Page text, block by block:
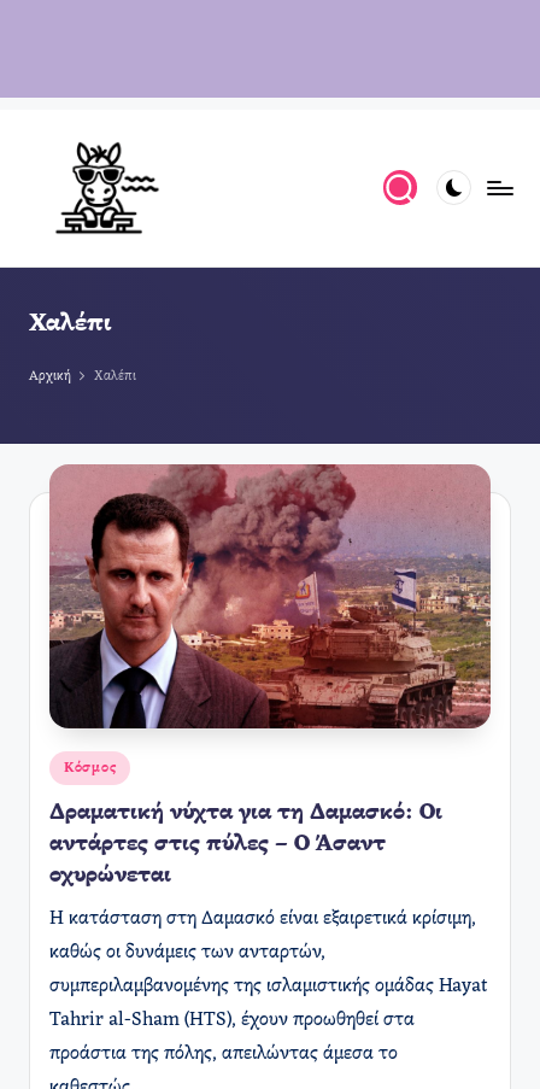
Χαλέπι
Αρχική Χαλέπι
Αναρτήθηκε
Κόσμος
Δραματική νύχτα για τη Δαμασκό: Οι
αντάρτες στις πύλες – Ο Άσαντ
οχυρώνεται
Η κατάσταση στη Δαμασκό είναι εξαιρετικά κρίσιμη,
καθώς οι δυνάμεις των ανταρτών,
συμπεριλαμβανομένης της ισλαμιστικής ομάδας Hayat
Tahrir al-Sham (HTS), έχουν προωθηθεί στα
προάστια της πόλης, απειλώντας άμεσα το